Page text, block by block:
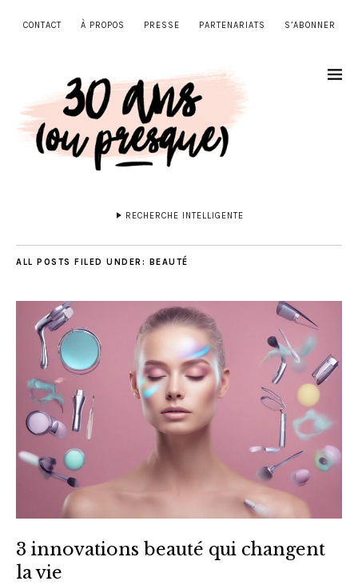
CONTACT À PROPOS PRESSE PARTENARIATS S’ABONNER
RECHERCHE INTELLIGENTE
ALL POSTS FILED UNDER: BEAUTÉ
3 innovations beauté qui changent
la vie